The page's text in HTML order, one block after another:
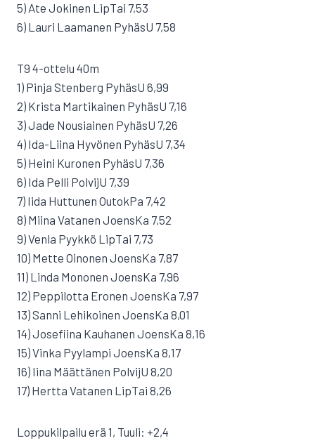
5) Ate Jokinen LipTai 7,53
6) Lauri Laamanen PyhäsU 7,58
T9 4-ottelu 40m
1) Pinja Stenberg PyhäsU 6,99
2) Krista Martikainen PyhäsU 7,16
3) Jade Nousiainen PyhäsU 7,26
4) Ida-Liina Hyvönen PyhäsU 7,34
5) Heini Kuronen PyhäsU 7,36
6) Ida Pelli PolvijU 7,39
7) Iida Huttunen OutokPa 7,42
8) Miina Vatanen JoensKa 7,52
9) Venla Pyykkö LipTai 7,73
10) Mette Oinonen JoensKa 7,87
11) Linda Mononen JoensKa 7,96
12) Peppilotta Eronen JoensKa 7,97
13) Sanni Lehikoinen JoensKa 8,01
14) Josefiina Kauhanen JoensKa 8,16
15) Vinka Pyylampi JoensKa 8,17
16) Iina Määttänen PolvijU 8,20
17) Hertta Vatanen LipTai 8,26
Loppukilpailu erä 1, Tuuli: +2,4